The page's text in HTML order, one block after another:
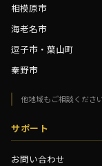
相模原市
海老名市
逗子市・葉山町
秦野市
他地域もご相談くださ
サポート
お問い合わせ